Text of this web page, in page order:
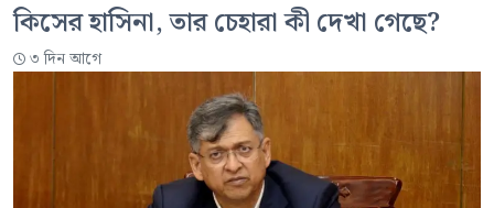
কিসের হাসিনা, তার চেহারা কী দেখা গেছে?
৩ দিন আগে